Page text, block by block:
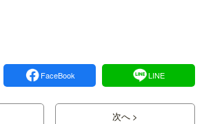
FaceBook LINE
次へ >